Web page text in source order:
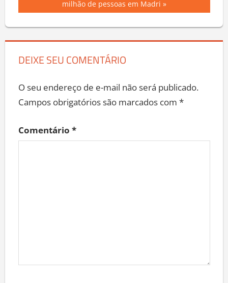
milhão de pessoas em Madri
DEIXE SEU COMENTÁRIO
O seu endereço de e-mail não será publicado.
Campos obrigatórios são marcados com *
Comentário *